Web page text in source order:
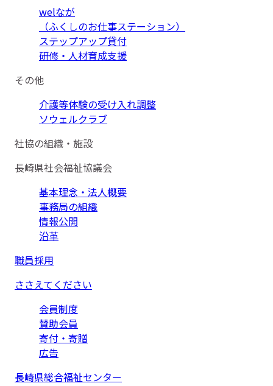
welなが
（ふくしのお仕事ステーション）
ステップアップ貸付
研修・人材育成支援
その他
介護等体験の受け入れ調整
ソウェルクラブ
社協の組織・施設
長崎県社会福祉協議会
基本理念・法人概要
事務局の組織
情報公開
沿革
職員採用
ささえてください
会員制度
賛助会員
寄付・寄贈
広告
長崎県総合福祉センター